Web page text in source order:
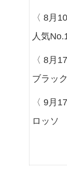
〈 8月
人気
〈 8月
ブラック
〈 9月
ロッソ